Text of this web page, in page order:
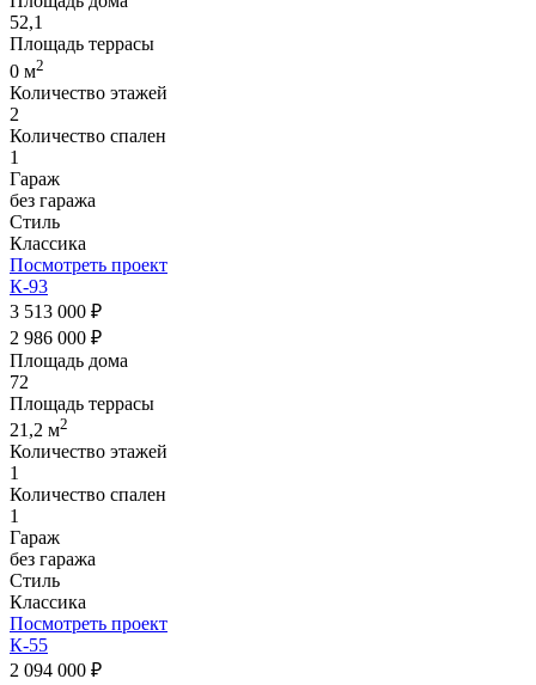
52,1
Площадь террасы
0 м2
Количество этажей
2
Количество спален
1
Гараж
без гаража
Стиль
Классика
Посмотреть проект
К-93
3 513 000 ₽
2 986 000 ₽
Площадь дома
72
Площадь террасы
21,2 м2
Количество этажей
1
Количество спален
1
Гараж
без гаража
Стиль
Классика
Посмотреть проект
К-55
2 094 000 ₽